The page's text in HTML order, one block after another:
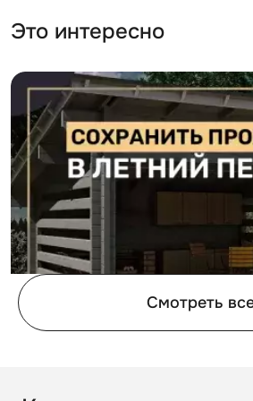
Это интересно
Смотреть